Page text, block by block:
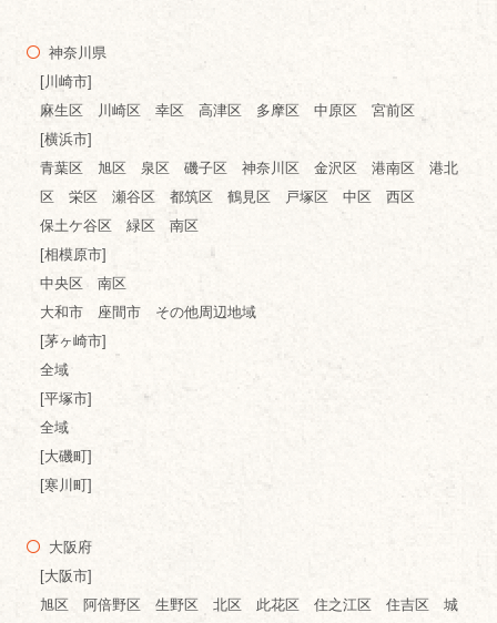
神奈川県
[川崎市]
麻生区 川崎区 幸区 高津区 多摩区 中原区 宮前区
[横浜市]
青葉区 旭区 泉区 磯子区 神奈川区 金沢区 港南区 港北
区 栄区 瀬谷区 都筑区 鶴見区 戸塚区 中区 西区
保土ケ谷区 緑区 南区
[相模原市]
中央区 南区
大和市 座間市 その他周辺地域
[茅ヶ崎市]
全域
[平塚市]
全域
[大磯町]
[寒川町]
大阪府
[大阪市]
旭区 阿倍野区 生野区 北区 此花区 住之江区 住吉区 城